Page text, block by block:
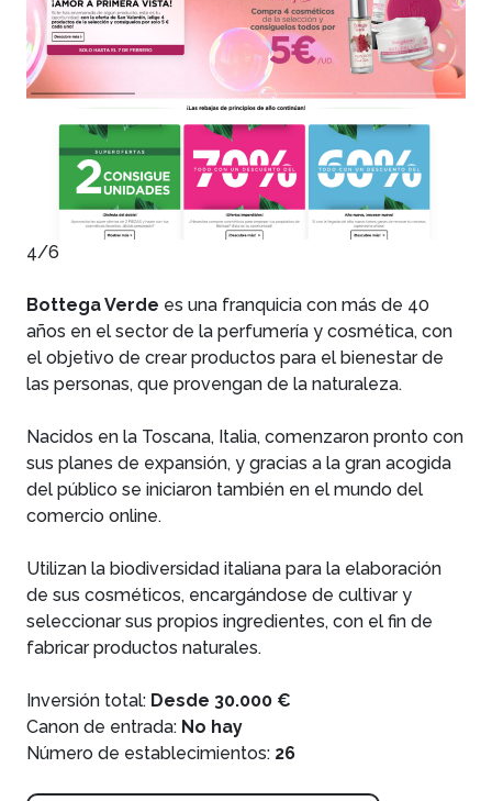
4/6
Bottega Verde es una franquicia con más de 40
años en el sector de la perfumería y cosmética, con
el objetivo de crear productos para el bienestar de
las personas, que provengan de la naturaleza.
Nacidos en la Toscana, Italia, comenzaron pronto con
sus planes de expansión, y gracias a la gran acogida
del público se iniciaron también en el mundo del
comercio online.
Utilizan la biodiversidad italiana para la elaboración
de sus cosméticos, encargándose de cultivar y
seleccionar sus propios ingredientes, con el fin de
fabricar productos naturales.
Inversión total: Desde 30.000 €
Canon de entrada: No hay
Número de establecimientos: 26